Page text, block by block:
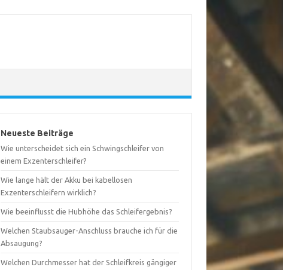
Neueste Beiträge
Wie unterscheidet sich ein Schwingschleifer von
einem Exzenterschleifer?
Wie lange hält der Akku bei kabellosen
Exzenterschleifern wirklich?
Wie beeinflusst die Hubhöhe das Schleifergebnis?
Welchen Staubsauger-Anschluss brauche ich für die
Absaugung?
Welchen Durchmesser hat der Schleifkreis gängiger